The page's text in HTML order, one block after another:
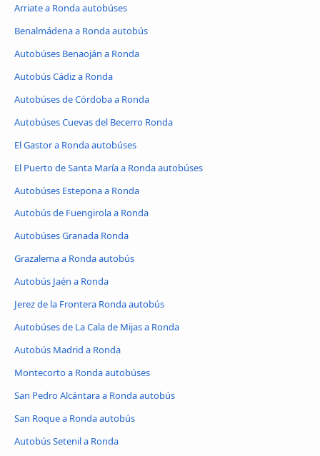
Arriate a Ronda autobúses
Benalmádena a Ronda autobús
Autobúses Benaoján a Ronda
Autobús Cádiz a Ronda
Autobúses de Córdoba a Ronda
Autobúses Cuevas del Becerro Ronda
El Gastor a Ronda autobúses
El Puerto de Santa María a Ronda autobúses
Autobúses Estepona a Ronda
Autobús de Fuengirola a Ronda
Autobúses Granada Ronda
Grazalema a Ronda autobús
Autobús Jaén a Ronda
Jerez de la Frontera Ronda autobús
Autobúses de La Cala de Mijas a Ronda
Autobús Madrid a Ronda
Montecorto a Ronda autobúses
San Pedro Alcántara a Ronda autobús
San Roque a Ronda autobús
Autobús Setenil a Ronda